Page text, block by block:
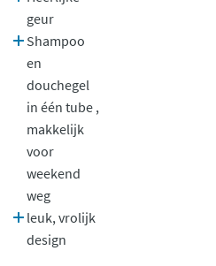
geur
Shampoo
en
douchegel
in één tube ,
makkelijk
voor
weekend
weg
leuk, vrolijk
design